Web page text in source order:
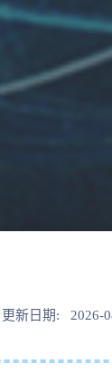
更新日期: 2026-